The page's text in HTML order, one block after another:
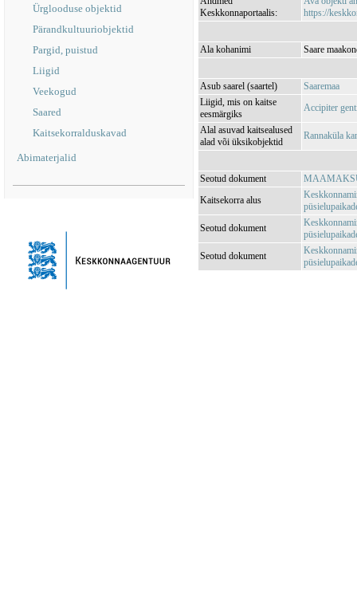
Ürglooduse objektid
Pärandkultuuriobjektid
Pargid, puistud
Liigid
Veekogud
Saared
Kaitsekorralduskavad
Abimaterjalid
Keskkonnaportaalis:
https://
Ala kohanimi Saare
Asub saarel (saartel)
Saaremaa
Liigid, mis on kaitse
eesmärgiks
Accipiter
Alal asuvad kaitsealused
alad või üksikobjektid
Rannaküla
Seotud dokument
Kaitsekorra alus
Seotud dokument
Seotud dokument